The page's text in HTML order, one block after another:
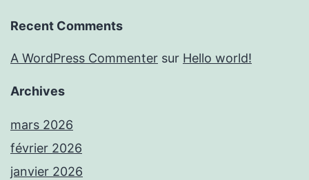
Recent Comments
A WordPress Commenter sur Hello world!
Archives
mars 2026
février 2026
janvier 2026